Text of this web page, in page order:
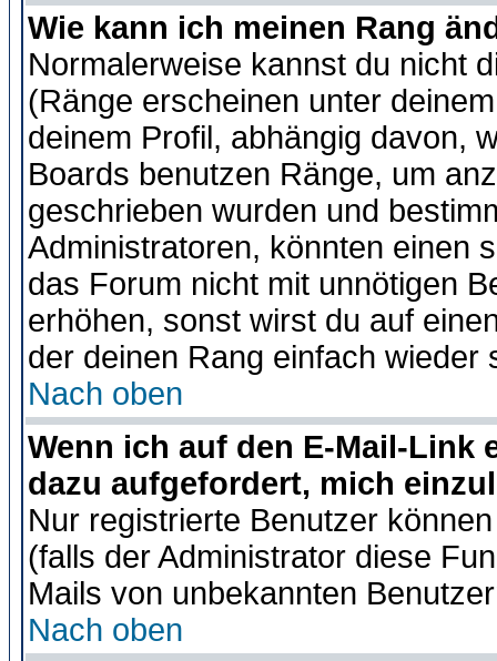
Wie kann ich meinen Rang
Normalerweise kannst du nicht
(Ränge erscheinen unter
deinem Profil, abhängig davon,
Boards benutzen Ränge, um
geschrieben wurden und
Administratoren, könnten einen
das Forum nicht mit unnötigen
erhöhen, sonst wirst du auf
der deinen Rang einfach wieder
Nach oben
Wenn ich auf den E-Mail-Link
dazu aufgefordert, mich
Nur registrierte Benutzer
(falls der Administrator diese
Mails von unbekannten
Nach oben